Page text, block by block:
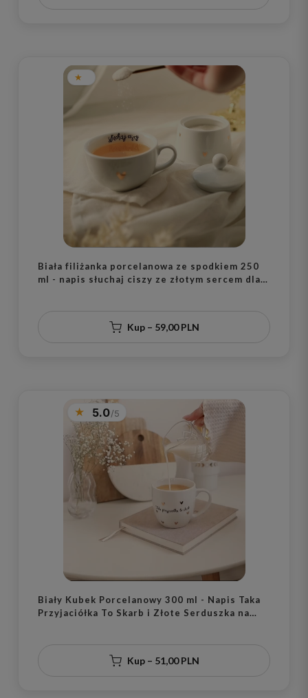
Biała filiżanka porcelanowa ze spodkiem 250
ml - napis słuchaj ciszy ze złotym sercem dla
Kup – 59,00 PLN
5.0
Biały Kubek Porcelanowy 300 ml - Napis Taka
Przyjaciółka To Skarb i Złote Serduszka na
Kup – 51,00 PLN